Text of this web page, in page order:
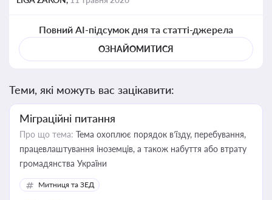
Повний AI-підсумок дня та статті-джерела
ОЗНАЙОМИТИСЯ
Теми, які можуть вас зацікавити:
Міграційні питання
Про що тема: Тема охоплює порядок в’їзду, перебування,
працевлаштування іноземців, а також набуття або втрату
громадянства України
Митниця та ЗЕД